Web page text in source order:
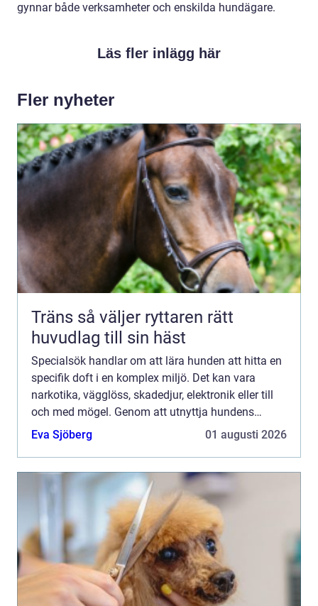
gynnar både verksamheter och enskilda hundägare.
Läs fler inlägg här
Fler nyheter
Träns så väljer ryttaren rätt
huvudlag till sin häst
Specialsök handlar om att lära hunden att hitta en
specifik doft i en komplex miljö. Det kan vara
narkotika, vägglöss, skadedjur, elektronik eller till
och med mögel. Genom att utnyttja hundens
fantastiska luktsinne går det att upptäcka sådant
Eva Sjöberg 01 augusti 2026